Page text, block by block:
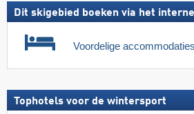
Dit skigebied boeken via het
Voordelige
Tophotels voor de wintersport